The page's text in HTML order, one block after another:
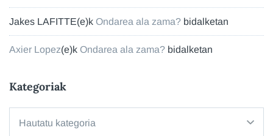
Jakes LAFITTE(e)k Ondarea ala zama? bidalketan
Axier Lopez(e)k Ondarea ala zama? bidalketan
Kategoriak